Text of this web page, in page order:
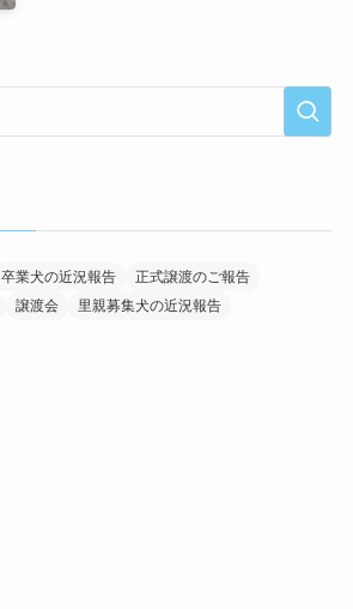
卒業犬の近況報告
正式譲渡のご報告
譲渡会 里親募集犬の近況報告